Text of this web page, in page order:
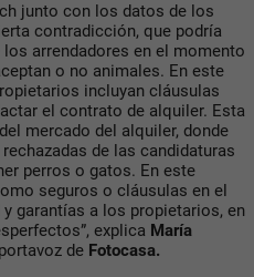
junto con los datos de los
contradicción, que podría
arrendadores en el momento
o no animales. En este
incluyan cláusulas
el contrato de alquiler. Esta
mercado del alquiler, donde
de las candidaturas
perros o gatos. En este
seguros o cláusulas en el
garantías a los propietarios, en
explica María
de Fotocasa.